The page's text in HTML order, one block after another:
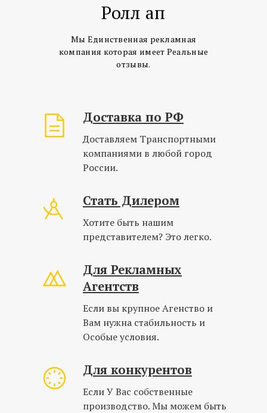
Ролл ап
Мы Единственная рекламная
компания которая имеет Реальные
отзывы.
Доставка по РФ
Доставляем Транспортными
компаниями в любой город
России.
Стать Дилером
Хотите быть нашим
представителем? Это легко.
Для Рекламных
Агентств
Если вы крупное Агенство и
Вам нужна стабильность и
Особые условия.
Для конкурентов
Если У Вас собственные
производство. Мы можем быть